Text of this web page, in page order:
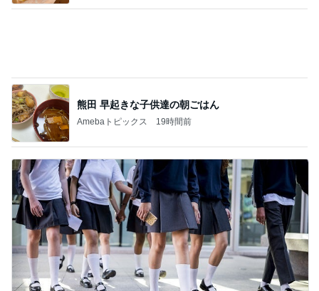
夫に行ってもらった高校の説明会
Amebaトピックス 1日前
記事を読む
モモコ夫 初めての焼鳥コース